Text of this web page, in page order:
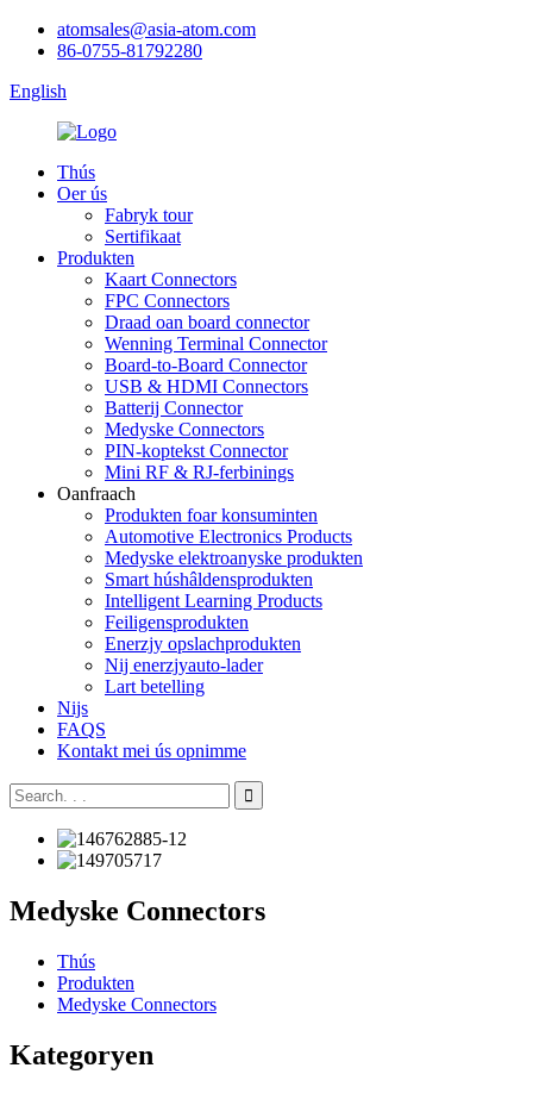
atomsales@asia-atom.com
86-0755-81792280
English
Thús
Oer ús
Fabryk tour
Sertifikaat
Produkten
Kaart Connectors
FPC Connectors
Draad oan board connector
Wenning Terminal Connector
Board-to-Board Connector
USB & HDMI Connectors
Batterij Connector
Medyske Connectors
PIN-koptekst Connector
Mini RF & RJ-ferbinings
Oanfraach
Produkten foar konsuminten
Automotive Electronics Products
Medyske elektroanyske produkten
Smart húshâldensprodukten
Intelligent Learning Products
Feiligensprodukten
Enerzjy opslachprodukten
Nij enerzjyauto-lader
Lart betelling
Nijs
FAQS
Kontakt mei ús opnimme
Medyske Connectors
Thús
Produkten
Medyske Connectors
Kategoryen